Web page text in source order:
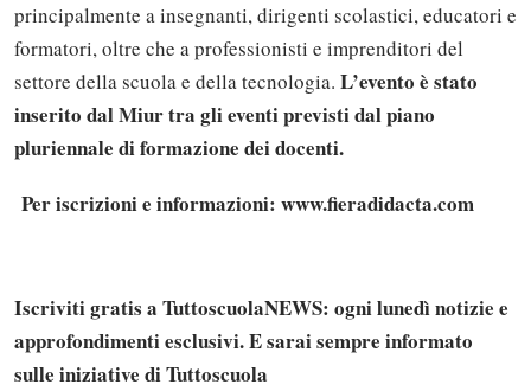
principalmente a insegnanti, dirigenti scolastici, educatori e
formatori, oltre che a professionisti e imprenditori del
settore della scuola e della tecnologia. L’evento è stato
inserito dal Miur tra gli eventi previsti dal piano
pluriennale di formazione dei docenti.
Per iscrizioni e informazioni: www.fieradidacta.com
Iscriviti gratis a TuttoscuolaNEWS: ogni lunedì notizie e
approfondimenti esclusivi. E sarai sempre informato
sulle iniziative di Tuttoscuola